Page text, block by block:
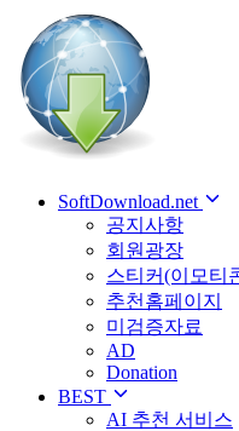
SoftDownload.net
공지사항
회원광장
스티커(이모티
추천홈페이지
미검증자료
AD
Donation
BEST
AI 추천 서비스